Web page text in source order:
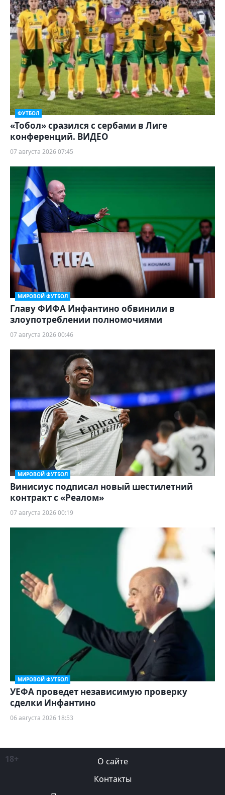
ФУТБОЛ
«Тобол» сразился с сербами в Лиге
конференций. ВИДЕО
07 августа 2026 07:45
МИРОВОЙ ФУТБОЛ
Главу ФИФА Инфантино обвинили в
злоупотреблении полномочиями
07 августа 2026 00:46
МИРОВОЙ ФУТБОЛ
Винисиус подписал новый шестилетний
контракт с «Реалом»
07 августа 2026 00:19
МИРОВОЙ ФУТБОЛ
УЕФА проведет независимую проверку
сделки Инфантино
06 августа 2026 18:53
18+
О сайте
Контакты